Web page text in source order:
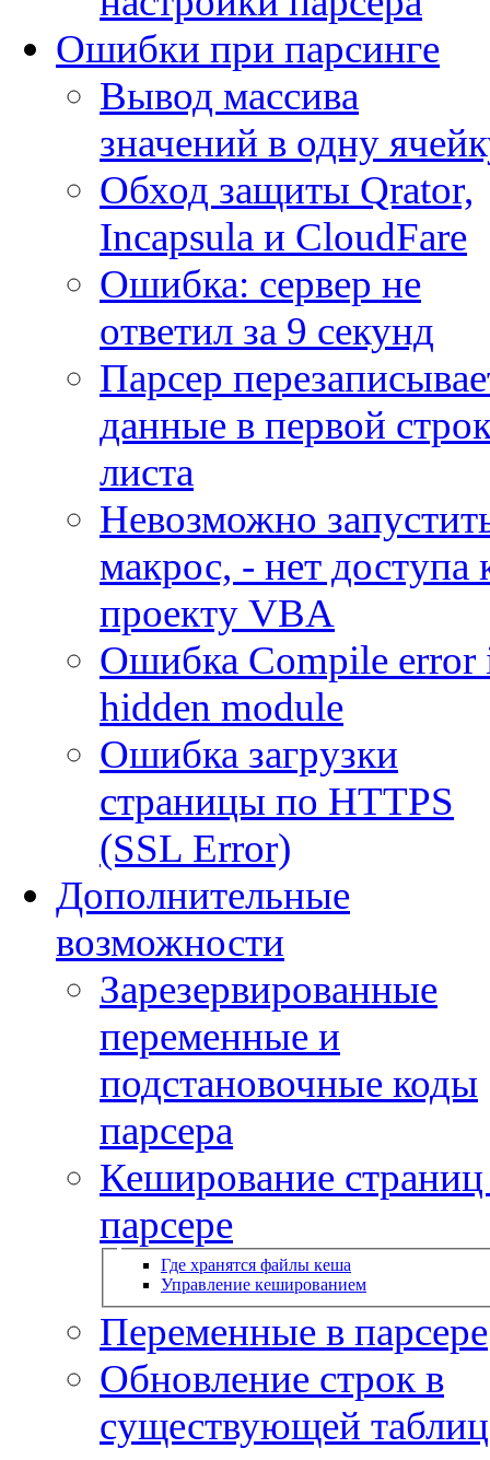
Ошибки при парсинге
Вывод массива
значений в одну
Обход защиты Qrator,
Incapsula и CloudFare
Ошибка: сервер не
ответил за 9 секунд
Парсер
данные в первой
листа
Невозможно
макрос, - нет доступа
проекту VBA
Ошибка Compile error
hidden module
Ошибка загрузки
страницы по HTTPS
(SSL Error)
Дополнительные
возможности
Зарезервированные
переменные и
подстановочные коды
парсера
Кеширование страниц
парсере
Где хранятся файлы кеша
Управление кешированием
Переменные в парсере
Обновление строк в
существующей